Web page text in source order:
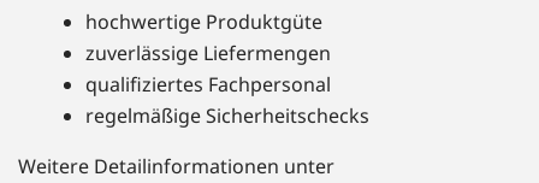
hochwertige Produktgüte
zuverlässige Liefermengen
qualifiziertes Fachpersonal
regelmäßige Sicherheitschecks
Weitere Detailinformationen unter